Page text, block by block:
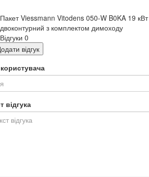
Пакет Viessmann Vitodens 050-W B0KA 19
двоконтурний з комплектом димоходу
Відгуки 0
відгук
відгука